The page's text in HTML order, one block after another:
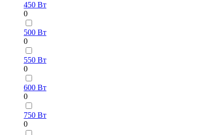
450 Вт
0
500 Вт
0
550 Вт
0
600 Вт
0
750 Вт
0